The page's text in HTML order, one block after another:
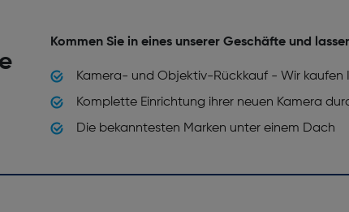
Kommen Sie in eines unserer Geschäfte und
Kamera- und Objektiv-Rückkauf - Wir kaufen
Komplette Einrichtung ihrer neuen Kamera
Die bekanntesten Marken unter einem Dach